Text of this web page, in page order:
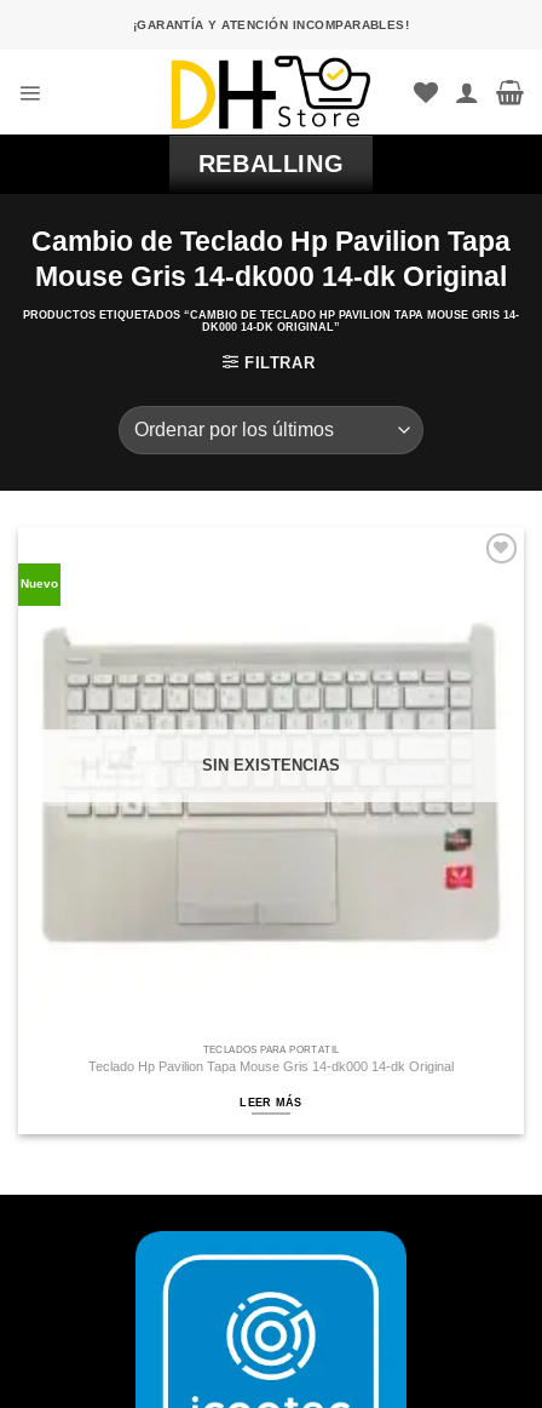
¡GARANTÍA Y ATENCIÓN INCOMPARABLES!
REBALLING
Cambio de Teclado Hp Pavilion Tapa
Mouse Gris 14-dk000 14-dk Original
PRODUCTOS ETIQUETADOS “CAMBIO DE TECLADO HP PAVILION TAPA MOUSE GRIS 14-
DK000 14-DK ORIGINAL”
FILTRAR
Nuevo
SIN EXISTENCIAS
TECLADOS PARA PORTÁTIL
Teclado Hp Pavilion Tapa Mouse Gris 14-dk000 14-dk Original
LEER MÁS